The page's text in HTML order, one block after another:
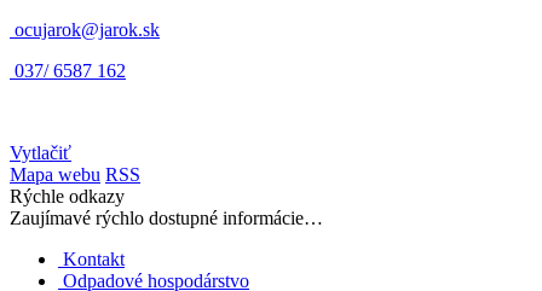
ocujarok@jarok.sk
037/ 6587 162
Vytlačiť
Mapa webu RSS
Rýchle odkazy
Zaujímavé rýchlo dostupné informácie…
Kontakt
Odpadové hospodárstvo